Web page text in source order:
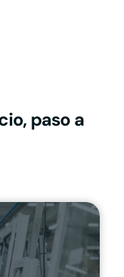
paso a